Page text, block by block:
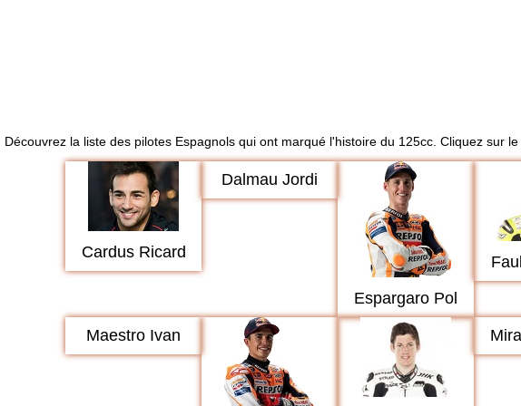
Découvrez la liste des pilotes Espagnols qui ont marqué l'histoire du 125cc. Cliquez sur
Cardus Ricard
Dalmau Jordi
Espargaro Pol
Maestro Ivan